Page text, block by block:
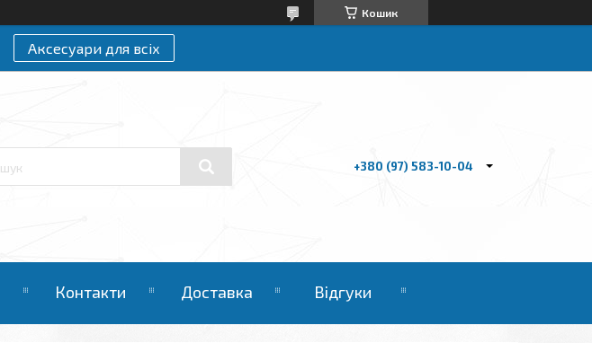
Кошик
Аксесуари для всіх
+380 (97) 583-10-04
Контакти Доставка Відгуки